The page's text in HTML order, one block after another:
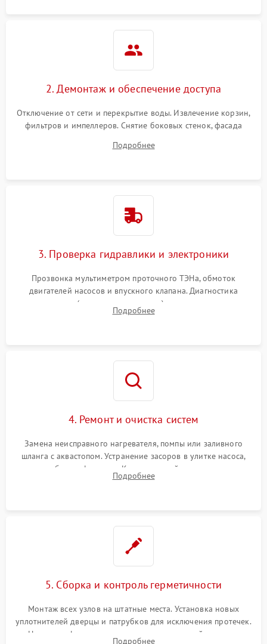
2. Демонтаж и обеспечение доступа
Отключение от сети и перекрытие воды. Извлечение корзин,
фильтров и импеллеров. Снятие боковых стенок, фасада
циркуляционному насосу, ТЭНу и сливной помпе.
Подробнее
3. Проверка гидравлики и электроники
Прозвонка мультиметром проточного ТЭНа, обмоток
двигателей насосов и впускного клапана. Диагностика
прессостата (датчика уровня воды), датчика мутности,
концевика дверцы и электронного модуля управления.
Подробнее
4. Ремонт и очистка систем
Замена неисправного нагревателя, помпы или заливного
шланга с аквастопом. Устранение засоров в улитке насоса,
патрубках и фильтрах. Компонентный ремонт платы
управления, восстановление поврежденной проводки.
Подробнее
5. Сборка и контроль герметичности
Монтаж всех узлов на штатные места. Установка новых
уплотнителей дверцы и патрубков для исключения протечек.
Надежная фиксация хомутов гидравлической системы,
Подробнее